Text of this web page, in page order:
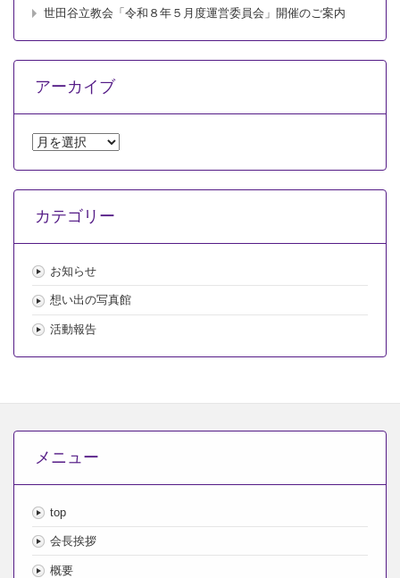
世田谷立教会「令和８年５月度運営委員会」開催のご案内
アーカイブ
ア
ブ
カテゴリー
お知らせ
想い出の写真館
活動報告
メニュー
top
会長挨拶
概要